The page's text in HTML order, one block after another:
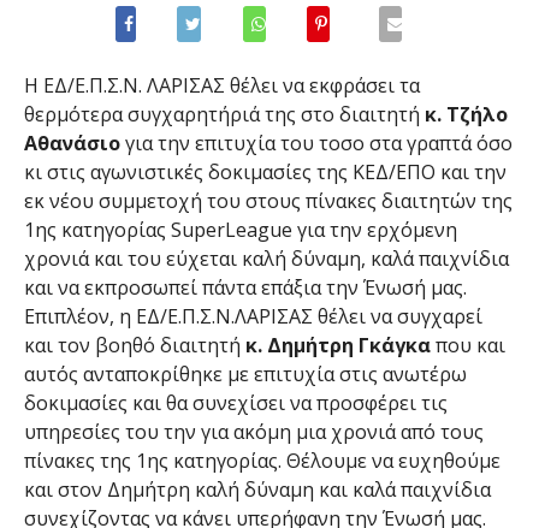
Η ΕΔ/Ε.Π.Σ.Ν. ΛΑΡΙΣΑΣ θέλει να εκφράσει τα
θερμότερα συγχαρητήριά της στο διαιτητή κ. Τζήλο
Αθανάσιογια την επιτυχία του τοσο στα γραπτά όσο
κι στις αγωνιστικές δοκιμασίες της ΚΕΔ/ΕΠΟ και την
εκ νέου συμμετοχή του στους πίνακες διαιτητών της
1ης κατηγορίας SuperLeague για την ερχόμενη
χρονιά και του εύχεται καλή δύναμη, καλά παιχνίδια
και να εκπροσωπεί πάντα επάξια την Ένωσή μας.
Επιπλέον, η ΕΔ/Ε.Π.Σ.Ν.ΛΑΡΙΣΑΣ θέλει να συγχαρεί
και τον βοηθό διαιτητή κ. Δημήτρη Γκάγκαπου και
αυτός ανταποκρίθηκε με επιτυχία στις ανωτέρω
δοκιμασίες και θα συνεχίσει να προσφέρει τις
υπηρεσίες του την για ακόμη μια χρονιά από τους
πίνακες της 1ης κατηγορίας. Θέλουμε να ευχηθούμε
και στον Δημήτρη καλή δύναμη και καλά παιχνίδια
συνεχίζοντας να κάνει υπερήφανη την Ένωσή μας.